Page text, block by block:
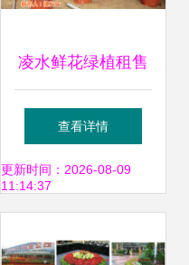
凌水鲜花绿植租售
立景园林的专业之
选
查看详情
更新时间：2026-08-09
11:14:37